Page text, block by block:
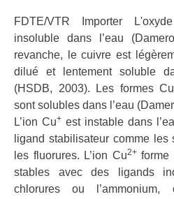
FDTE/VTR Importer
insoluble dans l’eau
revanche, le cuivre est
dilué et lentement soluble
(HSDB, 2003). Les formes
sont solubles dans l’eau
L’ion Cu+ est instable dans
ligand stabilisateur comme
les fluorures. L’ion Cu2+forme
stables avec des ligands
chlorures ou